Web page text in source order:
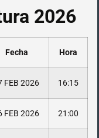
2026
Fecha Hora
FEB 2026 16:15
FEB 2026 21:00